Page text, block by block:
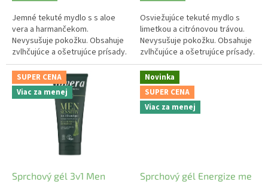
Jemné tekuté mydlo s s aloe
vera a harmančekom.
Nevysušuje pokožku. Obsahuje
zvlhčujúce a ošetrujúce prísady.
Udržiava ruky hydratované aj pri
častom umývaní rúk.
Osviežujúce tekuté mydlo s
limetkou a citrónovou trávou.
Nevysušuje pokožku. Obsahuje
zvlhčujúce a ošetrujúce prísady.
Udržiava ruky hydratované aj pri
častom umývaní rúk.
SUPER CENA
Viac za menej
Sprchový gél 3v1 Men
Novinka
SUPER CENA
Viac za menej
Sprchový gél Energize me